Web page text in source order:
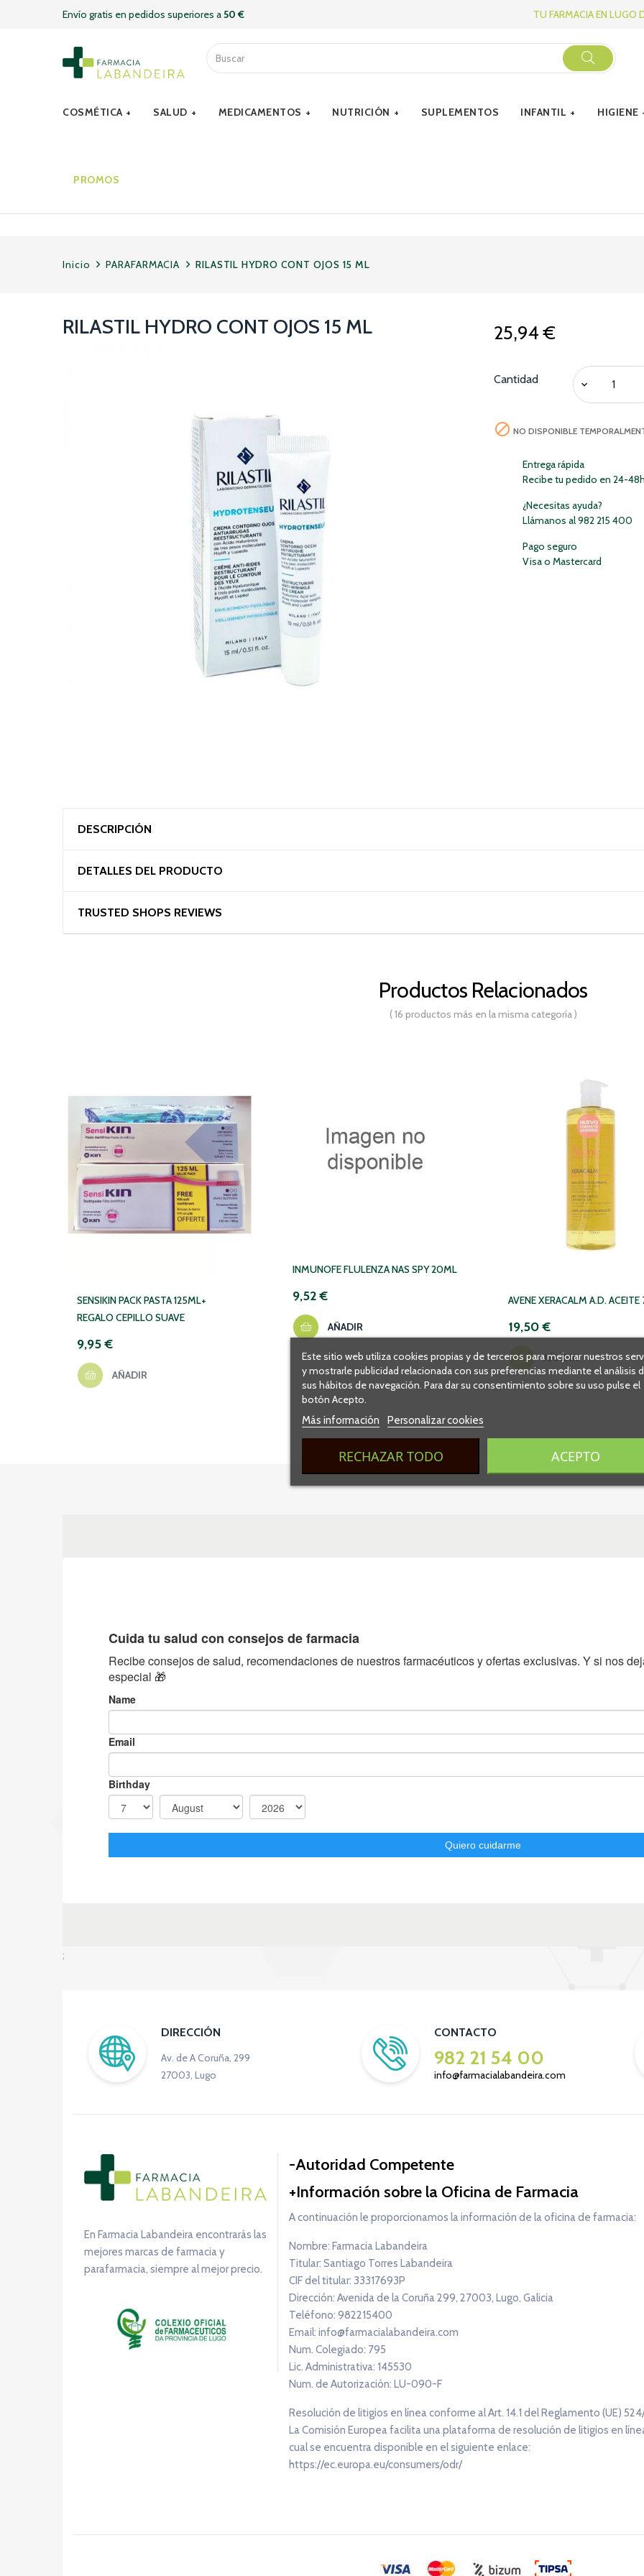
Envío gratis en pedidos superiores a50 € TU FARMACIA EN LUGO
COSMÉTICA SALUD MEDICAMENTOS NUTRICIÓN SUPLEMENTOS INFANTIL HIGIENE
PROMOS
Inicio PARAFARMACIA RILASTIL HYDRO CONT OJOS 15 ML
RILASTIL HYDRO CONT OJOS 15 ML 25,94 €
Cantidad
 NO DISPONIBLE
Entrega rápida
Recibe tu pedido en 24-
¿Necesitas ayuda?
Llámanos al 982 215 400
Pago seguro
Visa o Mastercard
DESCRIPCIÓN
DETALLES DEL PRODUCTO
TRUSTED SHOPS REVIEWS
Productos Relacionados
( 16 productos más en la misma categoría )
SENSIKIN PACK PASTA 125ML+
REGALO CEPILLO SUAVE
9,95 €
AÑADIR
INMUNOFE FLULENZA NAS SPY 20ML
9,52 €
AÑADIR
AVENE XERACALM A.D.
19,50 €
AÑADIR
;
DIRECCIÓN
Av. de A Coruña, 299
27003, Lugo
CONTACTO
982 21 54 00
info@farmacialabandeira.com
En Farmacia Labandeira encontrarás las
mejores marcas de farmacia y
parafarmacia, siempre al mejor precio.
Autoridad Competente
Información sobre la Oficina de Farmacia
A continuación le proporcionamos la información de la oficina de farmacia:
Nombre: Farmacia Labandeira
Titular: Santiago Torres Labandeira
CIF del titular: 33317693P
Dirección: Avenida de la Coruña 299, 27003, Lugo, Galicia
Teléfono: 982215400
Email: info@farmacialabandeira.com
Num. Colegiado: 795
Lic. Administrativa: 145530
Num. de Autorización: LU-090-F
Resolución de litigios en línea conforme al Art. 14.1 del Reglamento (UE)
La Comisión Europea facilita una plataforma de resolución de litigios en
cual se encuentra disponible en el siguiente enlace:
https://ec.europa.eu/consumers/odr/
Este sitio web utiliza cookies propias y de terceros para mejorar nuestros
y mostrarle publicidad relacionada con sus preferencias mediante el análisis
sus hábitos de navegación. Para dar su consentimiento sobre su uso pulse el
botón Acepto.
Más información
Personalizar cookies
RECHAZAR TODO ACEPTO